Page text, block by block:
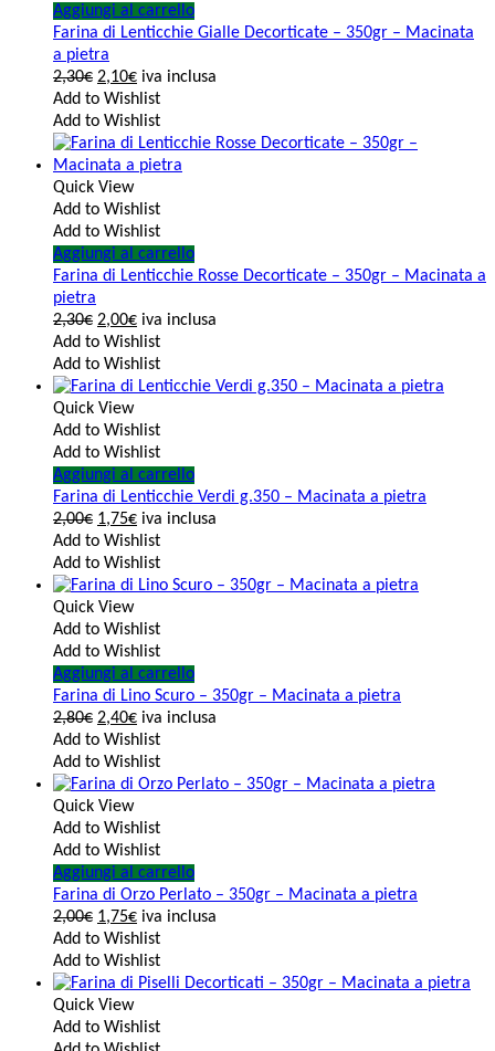
Aggiungi al carrello
Farina di Lenticchie Gialle Decorticate – 350gr – Macinata
a pietra
2,30€ 2,10€ iva inclusa
Add to Wishlist
Add to Wishlist
Quick View
Add to Wishlist
Add to Wishlist
Aggiungi al carrello
Farina di Lenticchie Rosse Decorticate – 350gr – Macinata a
pietra
2,30€ 2,00€ iva inclusa
Add to Wishlist
Add to Wishlist
Quick View
Add to Wishlist
Add to Wishlist
Aggiungi al carrello
Farina di Lenticchie Verdi g.350 – Macinata a pietra
2,00€ 1,75€ iva inclusa
Add to Wishlist
Add to Wishlist
Quick View
Add to Wishlist
Add to Wishlist
Aggiungi al carrello
Farina di Lino Scuro – 350gr – Macinata a pietra
2,80€ 2,40€ iva inclusa
Add to Wishlist
Add to Wishlist
Quick View
Add to Wishlist
Add to Wishlist
Aggiungi al carrello
Farina di Orzo Perlato – 350gr – Macinata a pietra
2,00€ 1,75€ iva inclusa
Add to Wishlist
Add to Wishlist
Quick View
Add to Wishlist